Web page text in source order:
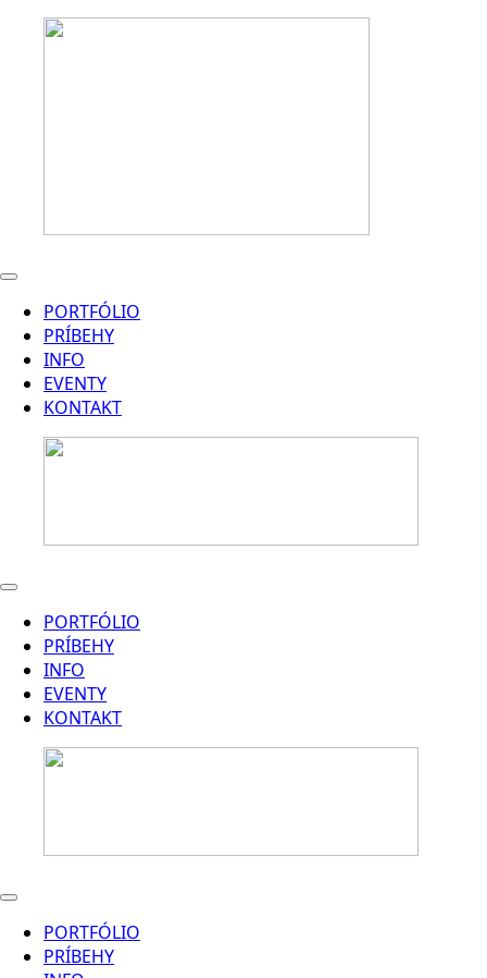
PORTFÓLIO
PRÍBEHY
INFO
EVENTY
KONTAKT
PORTFÓLIO
PRÍBEHY
INFO
EVENTY
KONTAKT
PORTFÓLIO
PRÍBEHY